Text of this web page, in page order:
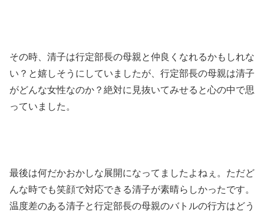
その時、清子は行定部長の母親と仲良くなれるかもしれな
い？と嬉しそうにしていましたが、行定部長の母親は清子
がどんな女性なのか？絶対に見抜いてみせると心の中で思
っていました。
最後は何だかおかしな展開になってましたよねぇ。ただど
んな時でも笑顔で対応できる清子が素晴らしかったです。
温度差のある清子と行定部長の母親のバトルの行方はどう